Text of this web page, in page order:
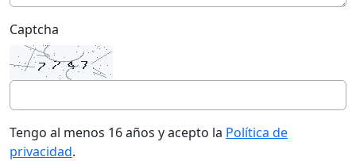
Captcha
Tengo al menos 16 años y acepto la Política de
privacidad.